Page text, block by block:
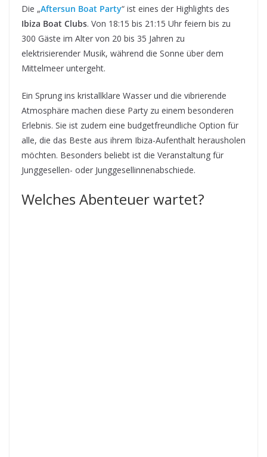
Die „Aftersun Boat Party“ ist eines der Highlights des
Ibiza Boat Clubs. Von 18:15 bis 21:15 Uhr feiern bis zu
300 Gäste im Alter von 20 bis 35 Jahren zu
elektrisierender Musik, während die Sonne über dem
Mittelmeer untergeht.
Ein Sprung ins kristallklare Wasser und die vibrierende
Atmosphäre machen diese Party zu einem besonderen
Erlebnis. Sie ist zudem eine budgetfreundliche Option für
alle, die das Beste aus ihrem Ibiza-Aufenthalt herausholen
möchten. Besonders beliebt ist die Veranstaltung für
Junggesellen- oder Junggesellinnenabschiede.
Welches Abenteuer wartet?